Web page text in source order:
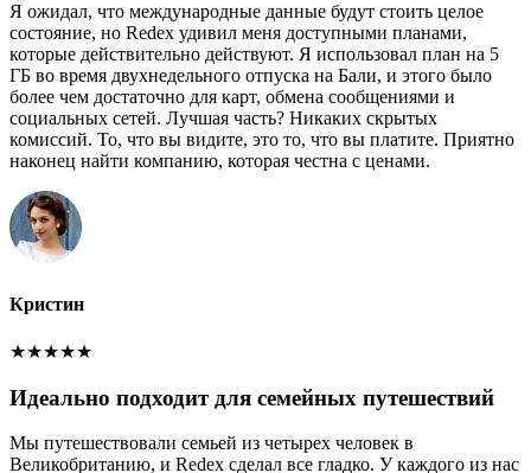
Я ожидал, что международные данные будут стоить целое
состояние, но Redex удивил меня доступными планами,
которые действительно действуют. Я использовал план на 5
ГБ во время двухнедельного отпуска на Бали, и этого было
более чем достаточно для карт, обмена сообщениями и
социальных сетей. Лучшая часть? Никаких скрытых
комиссий. То, что вы видите, это то, что вы платите. Приятно
наконец найти компанию, которая честна с ценами.
Кристин
★★★★★
Идеально подходит для семейных путешествий
Мы путешествовали семьей из четырех человек в
Великобританию, и Redex сделал все гладко. У каждого из нас